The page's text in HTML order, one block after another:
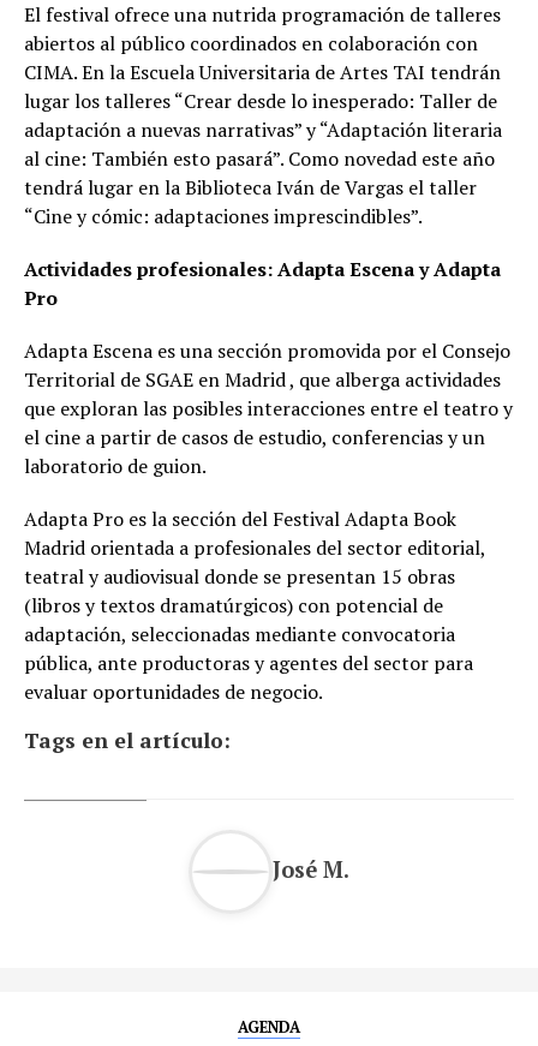
El festival ofrece una nutrida programación de talleres
abiertos al público coordinados en colaboración con
CIMA. En la Escuela Universitaria de Artes TAI tendrán
lugar los talleres “Crear desde lo inesperado: Taller de
adaptación a nuevas narrativas” y “Adaptación literaria
al cine: También esto pasará”. Como novedad este año
tendrá lugar en la Biblioteca Iván de Vargas el taller
“Cine y cómic: adaptaciones imprescindibles”.
Actividades profesionales: Adapta Escena y Adapta
Pro
Adapta Escena es una sección promovida por el Consejo
Territorial de SGAE en Madrid , que alberga actividades
que exploran las posibles interacciones entre el teatro y
el cine a partir de casos de estudio, conferencias y un
laboratorio de guion.
Adapta Pro es la sección del Festival Adapta Book
Madrid orientada a profesionales del sector editorial,
teatral y audiovisual donde se presentan 15 obras
(libros y textos dramatúrgicos) con potencial de
adaptación, seleccionadas mediante convocatoria
pública, ante productoras y agentes del sector para
evaluar oportunidades de negocio.
Tags en el artículo:
José M.
AGENDA